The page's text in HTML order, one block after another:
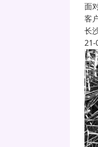
面
客
长
21-